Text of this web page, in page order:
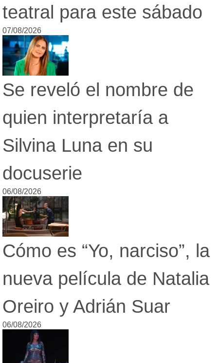
teatral para este sábado
07/08/2026
Se reveló el nombre de
quien interpretaría a
Silvina Luna en su
docuserie
06/08/2026
Cómo es “Yo, narciso”, la
nueva película de Natalia
Oreiro y Adrián Suar
06/08/2026